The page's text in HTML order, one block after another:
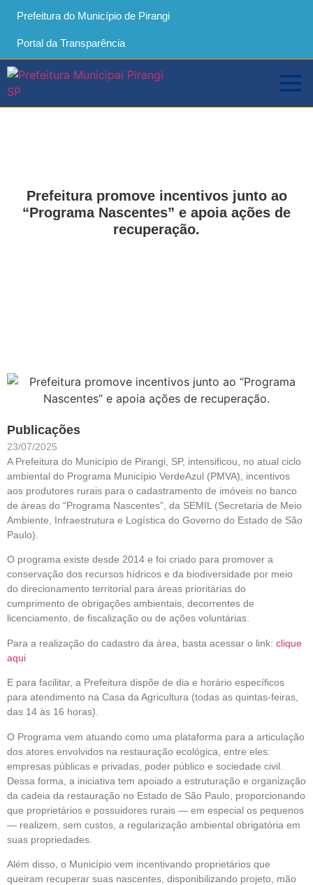
Prefeitura do Município de Pirangi
Portal da Transparência
Prefeitura promove incentivos junto ao
“Programa Nascentes” e apoia ações de
recuperação.
Publicações
23/07/2025
A Prefeitura do Município de Pirangi, SP, intensificou, no atual ciclo
ambiental do Programa Município VerdeAzul (PMVA), incentivos
aos produtores rurais para o cadastramento de imóveis no banco
de áreas do “Programa Nascentes”, da SEMIL (Secretaria de Meio
Ambiente, Infraestrutura e Logística do Governo do Estado de São
Paulo).
O programa existe desde 2014 e foi criado para promover a
conservação dos recursos hídricos e da biodiversidade por meio
do direcionamento territorial para áreas prioritárias do
cumprimento de obrigações ambientais, decorrentes de
licenciamento, de fiscalização ou de ações voluntárias.
Para a realização do cadastro da área, basta acessar o link: clique
aqui
E para facilitar, a Prefeitura dispõe de dia e horário específicos
para atendimento na Casa da Agricultura (todas as quintas-feiras,
das 14 às 16 horas).
O Programa vem atuando como uma plataforma para a articulação
dos atores envolvidos na restauração ecológica, entre eles:
empresas públicas e privadas, poder público e sociedade civil.
Dessa forma, a iniciativa tem apoiado a estruturação e organização
da cadeia da restauração no Estado de São Paulo, proporcionando
que proprietários e possuidores rurais — em especial os pequenos
— realizem, sem custos, a regularização ambiental obrigatória em
suas propriedades.
Além disso, o Município vem incentivando proprietários que
queiram recuperar suas nascentes, disponibilizando projeto, mão